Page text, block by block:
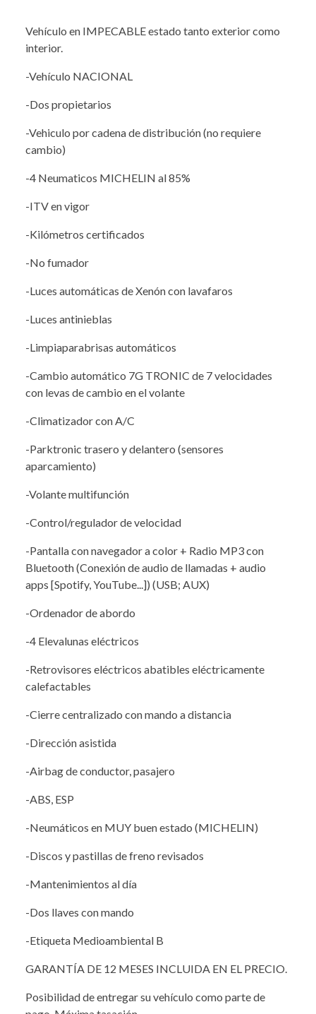
Vehículo en IMPECABLE estado tanto exterior como
interior.
-Vehículo NACIONAL
-Dos propietarios
-Vehiculo por cadena de distribución (no requiere
cambio)
-4 Neumaticos MICHELIN al 85%
-ITV en vigor
-Kilómetros certificados
-No fumador
-Luces automáticas de Xenón con lavafaros
-Luces antinieblas
-Limpiaparabrisas automáticos
-Cambio automático 7G TRONIC de 7 velocidades
con levas de cambio en el volante
-Climatizador con A/C
-Parktronic trasero y delantero (sensores
aparcamiento)
-Volante multifunción
-Control/regulador de velocidad
-Pantalla con navegador a color + Radio MP3 con
Bluetooth (Conexión de audio de llamadas + audio
apps [Spotify, YouTube...]) (USB; AUX)
-Ordenador de abordo
-4 Elevalunas eléctricos
-Retrovisores eléctricos abatibles eléctricamente
calefactables
-Cierre centralizado con mando a distancia
-Dirección asistida
-Airbag de conductor, pasajero
-ABS, ESP
-Neumáticos en MUY buen estado (MICHELIN)
-Discos y pastillas de freno revisados
-Mantenimientos al día
-Dos llaves con mando
-Etiqueta Medioambiental B
GARANTÍA DE 12 MESES INCLUIDA EN EL PRECIO.
Posibilidad de entregar su vehículo como parte de